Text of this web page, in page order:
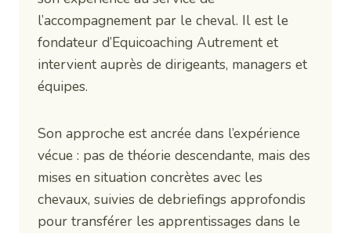
l’accompagnement par le cheval. Il est le
fondateur d’Equicoaching Autrement et
intervient auprès de dirigeants, managers et
équipes.
Son approche est ancrée dans l’expérience
vécue : pas de théorie descendante, mais des
mises en situation concrètes avec les
chevaux, suivies de debriefings approfondis
pour transférer les apprentissages dans le